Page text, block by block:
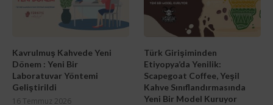
Kavrulmuş Kahvede Yeni
Dönem : Yeni Bir
Laboratuvar Yöntemi
Geliştirildi
16 Temmuz 2026
Türk Girişiminden
Etiyopya’da Yenilik:
Scapegoat Coffee, Yeşil
Kahve Sınıflandırmasında
Yeni Bir Model Kuruyor